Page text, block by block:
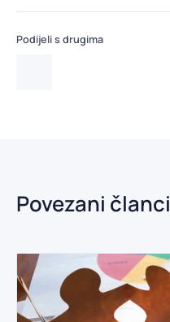
Podijeli s drugima
Povezani članci